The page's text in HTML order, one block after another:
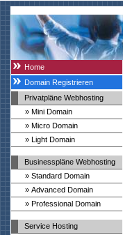
Home
Domain Registrieren
Privatpläne Webhosting
» Mini Domain
» Micro Domain
» Light Domain
Businesspläne Webhosting
» Standard Domain
» Advanced Domain
» Professional Domain
Service Hosting